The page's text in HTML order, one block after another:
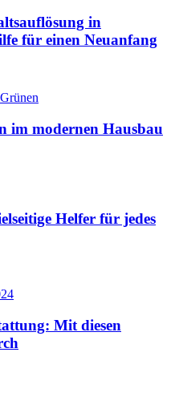
in
für einen Neuanfang
im modernen Hausbau
Helfer für jedes
Mit diesen